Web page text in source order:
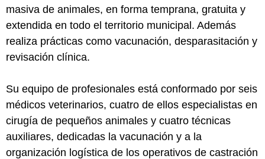
masiva de animales, en forma temprana, gratuita y
extendida en todo el territorio municipal. Además
realiza prácticas como vacunación, desparasitación y
revisación clínica.
Su equipo de profesionales está conformado por seis
médicos veterinarios, cuatro de ellos especialistas en
cirugía de pequeños animales y cuatro técnicas
auxiliares, dedicadas la vacunación y a la
organización logística de los operativos de castración